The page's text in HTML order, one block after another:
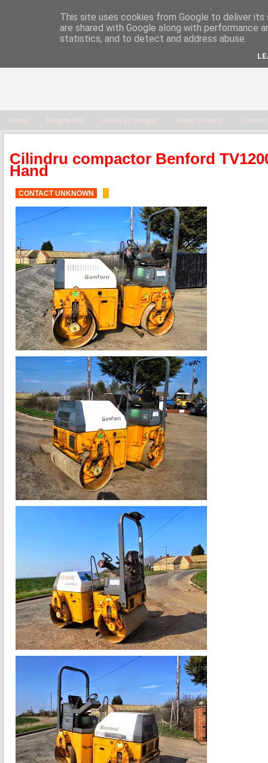
Home Despre Noi Vreau sa cumpar Vreau sa vand
Cilindru compactor Benford
Hand
CONTACT UNKNOWN
This site uses cookies from Google to deliver
are shared with Google along with performance
statistics, and to detect and address abuse.